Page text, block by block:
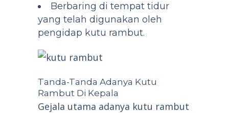
Berbaring di tempat tidur
yang telah digunakan oleh
pengidap kutu rambut.
Tanda-Tanda Adanya Kutu
Rambut Di Kepala
Gejala utama adanya kutu rambut